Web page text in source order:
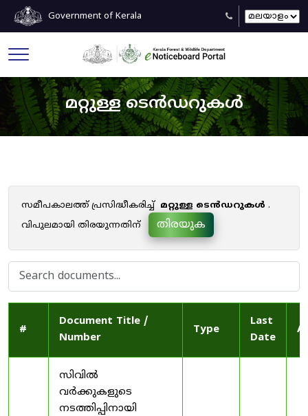
Government of Kerala
മറ്റുള്ള ടെൻഡറുകൾ
സമീപകാലത്ത് പ്രസിദ്ധീകരിച്ച് മറ്റുള്ള ടെൻഡറുകൾ .
വിപുലമായി തിരയുന്നതിന്
തിരയുക
#
Document Title /
Number
Type
Last
Date
സിവിൽ
വർക്കുകളുടെ
നടത്തിപ്പിനായി